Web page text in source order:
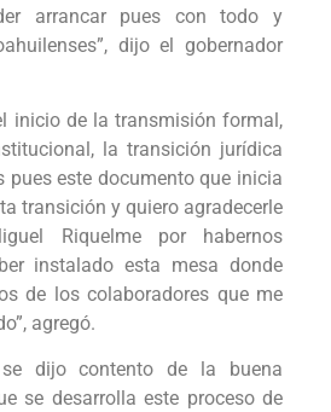
arrancar pues con todo y
dijo el gobernador
inicio de la transmisión formal,
la transición jurídica
pues este documento que inicia
transición y quiero agradecerle
Riquelme por habernos
instalado esta mesa donde
de los colaboradores que me
agregó.
dijo contento de la buena
se desarrolla este proceso de